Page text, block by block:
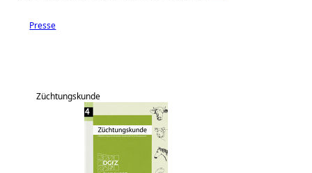
Presse
Züchtungskunde